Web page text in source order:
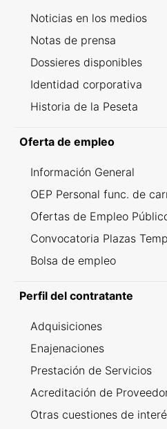
Noticias en los medios
Notas de prensa
Dossieres disponibles
Identidad corporativa
Historia de la Peseta
Oferta de empleo
Información General
OEP Personal func. de
Ofertas de Empleo
Convocatoria Plazas
Bolsa de empleo
Perfil del contratante
Adquisiciones
Enajenaciones
Prestación de Servicios
Acreditación de
Otras cuestiones de